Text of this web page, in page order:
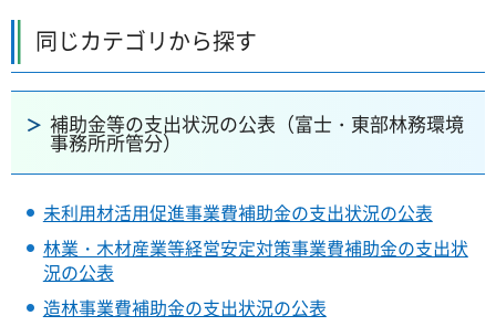
同じカテゴリから探す
補助金等の支出状況の公表（富士・東部林務環境
事務所所管分）
未利用材活用促進事業費補助金の支出状況の公表
林業・木材産業等経営安定対策事業費補助金の支出状
況の公表
造林事業費補助金の支出状況の公表